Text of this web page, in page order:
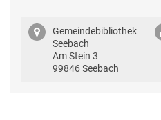
Gemeindebibliothek
Seebach
Am Stein 3
99846 Seebach